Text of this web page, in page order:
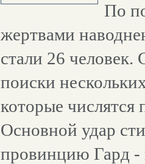
По
жертвами
стали 26
поиски
которые
Основной удар
провинцию Гард -